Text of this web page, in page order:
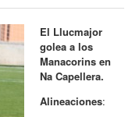
El Llucmajor
golea a los
Manacorins en
Na Capellera.
Alineaciones: